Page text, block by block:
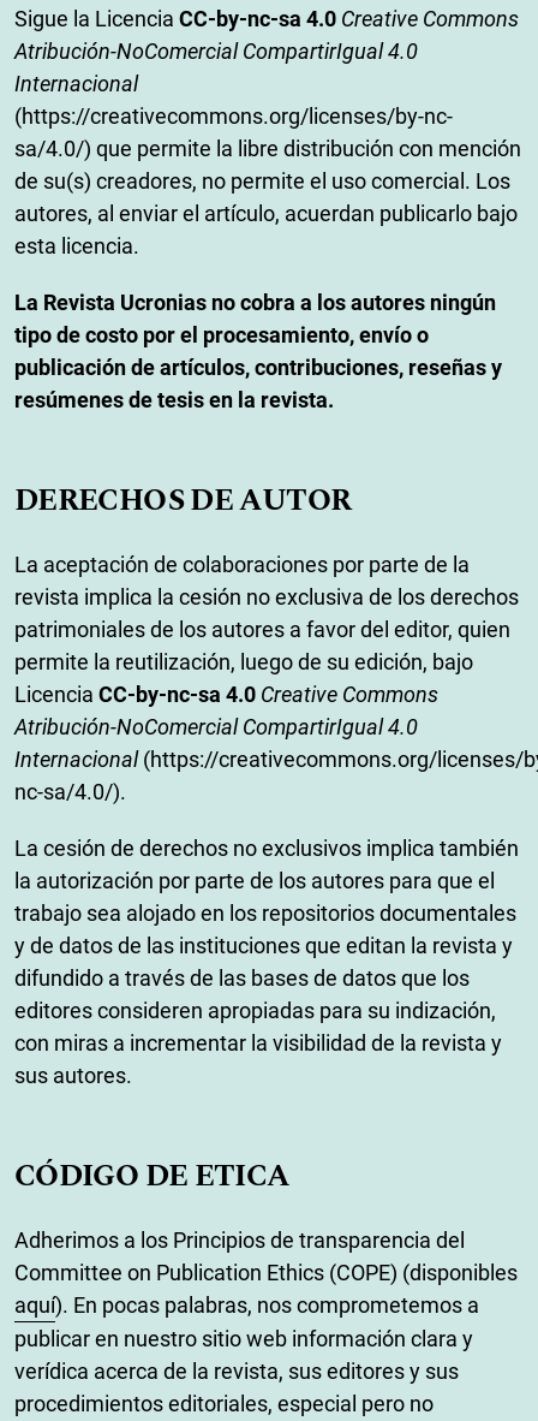
Sigue la Licencia CC-by-nc-sa 4.0 Creative Commons
Atribución-NoComercial CompartirIgual 4.0
Internacional
(https://creativecommons.org/licenses/by-nc-
sa/4.0/) que permite la libre distribución con mención
de su(s) creadores, no permite el uso comercial. Los
autores, al enviar el artículo, acuerdan publicarlo bajo
esta licencia.
La Revista Ucronias no cobra a los autores ningún
tipo de costo por el procesamiento, envío o
publicación de artículos, contribuciones, reseñas y
resúmenes de tesis en la revista.
DERECHOS DE AUTOR
La aceptación de colaboraciones por parte de la
revista implica la cesión no exclusiva de los derechos
patrimoniales de los autores a favor del editor, quien
permite la reutilización, luego de su edición, bajo
Licencia CC-by-nc-sa 4.0 Creative Commons
Atribución-NoComercial CompartirIgual 4.0
Internacional(https://creativecommons.org/licenses/
nc-sa/4.0/).
La cesión de derechos no exclusivos implica también
la autorización por parte de los autores para que el
trabajo sea alojado en los repositorios documentales
y de datos de las instituciones que editan la revista y
difundido a través de las bases de datos que los
editores consideren apropiadas para su indización,
con miras a incrementar la visibilidad de la revista y
sus autores.
CÓDIGO DE ETICA
Adherimos a los Principios de transparencia del
Committee on Publication Ethics (COPE) (disponibles
aquí). En pocas palabras, nos comprometemos a
publicar en nuestro sitio web información clara y
verídica acerca de la revista, sus editores y sus
procedimientos editoriales, especial pero no